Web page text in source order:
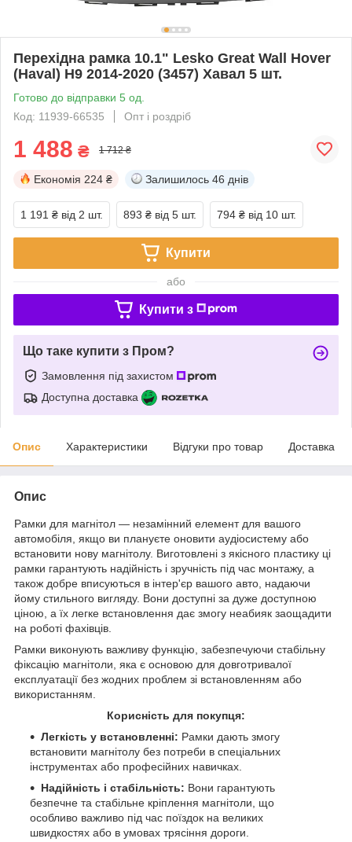
Перехідна рамка 10.1" Lesko Great Wall Hover
(Haval) H9 2014-2020 (3457) Хавал 5 шт.
Готово до відправки 5 од.
Код: 11939-66535
Опт і роздріб
1 488 ₴ 1 712 ₴
Економія 224 ₴ Залишилось 46 днів
1 191 ₴ від 2 шт. 893 ₴ від 5 шт. 794 ₴ від 10 шт.
Купити
або
Купити з
Що таке купити з Пром?
Замовлення під захистом
Доступна доставка
Опис Характеристики Відгуки про товар Доставка
Опис
Рамки для магнітол — незамінний елемент для вашого
автомобіля, якщо ви плануєте оновити аудіосистему або
встановити нову магнітолу. Виготовлені з якісного пластику ці
рамки гарантують надійність і зручність під час монтажу, а
також добре вписуються в інтер'єр вашого авто, надаючи
йому стильного вигляду. Вони доступні за дуже доступною
ціною, а їх легке встановлення дає змогу неабияк заощадити
на роботі фахівців.
Рамки виконують важливу функцію, забезпечуючи стабільну
фіксацію магнітоли, яка є основою для довготривалої
експлуатації без жодних проблем зі встановленням або
використанням.
Корисність для покупця:
Легкість у встановленні: Рамки дають змогу
встановити магнітолу без потреби в спеціальних
інструментах або професійних навичках.
Надійність і стабільність: Вони гарантують
безпечне та стабільне кріплення магнітоли, що
особливо важливо під час поїздок на великих
швидкостях або в умовах трясіння дороги.